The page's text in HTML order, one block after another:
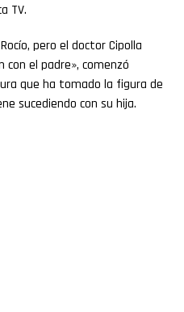
TV.
pero el doctor Cipolla
con el padre», comenzó
que ha tomado la figura de
sucediendo con su hija.